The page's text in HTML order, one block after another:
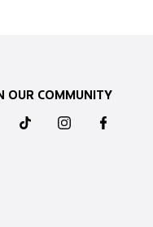
OUR COMMUNITY
facebook
instagram
tiktok